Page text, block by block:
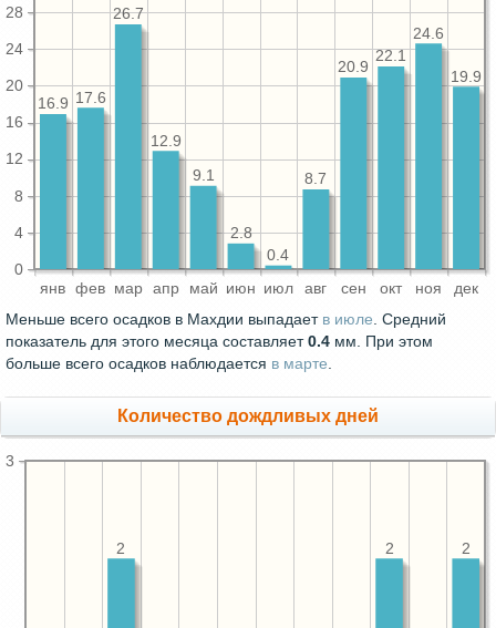
янв фев мар апр май июн июл авг сен окт ноя дек
0
4
8
12
16
20
24
28
19.9
24.6
22.1
20.9
8.7
0.4
2.8
9.1
12.9
26.7
17.6
16.9
Меньше всего осадков в Махдии выпадает в июле. Средний
показатель для этого месяца составляет0.4 мм. При этом
больше всего осадков наблюдается в марте.
Количество дождливых дней
3
2
2
2